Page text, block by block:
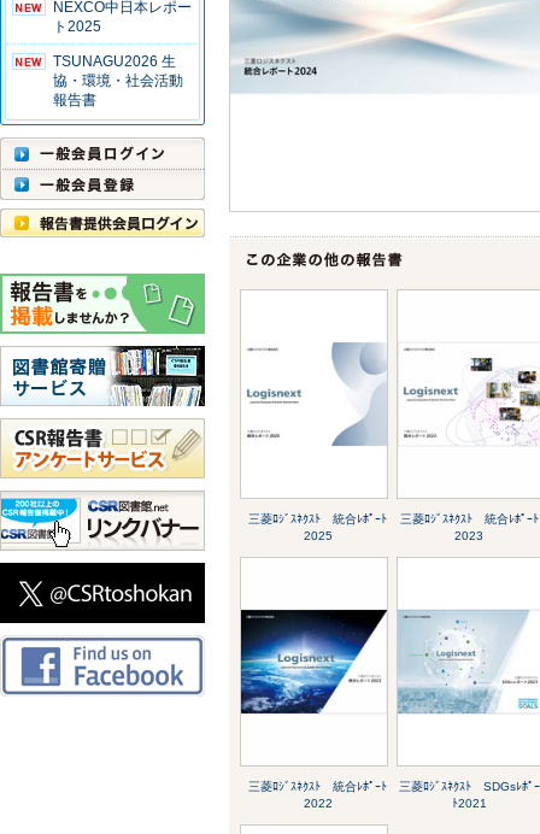
NEXCO中日本レポー
ト2025
TSUNAGU2026 生
協・環境・社会活動
報告書
三菱ﾛｼﾞｽﾈｸｽﾄ 統合ﾚﾎﾟｰﾄ
2025
三菱ﾛｼﾞｽﾈｸｽﾄ 統合ﾚﾎﾟｰﾄ
2023
三菱ﾛｼﾞｽﾈｸｽﾄ 統合ﾚﾎﾟｰﾄ
2022
三菱ﾛｼﾞｽﾈｸｽﾄ SDGsﾚﾎﾟｰ
ﾄ2021